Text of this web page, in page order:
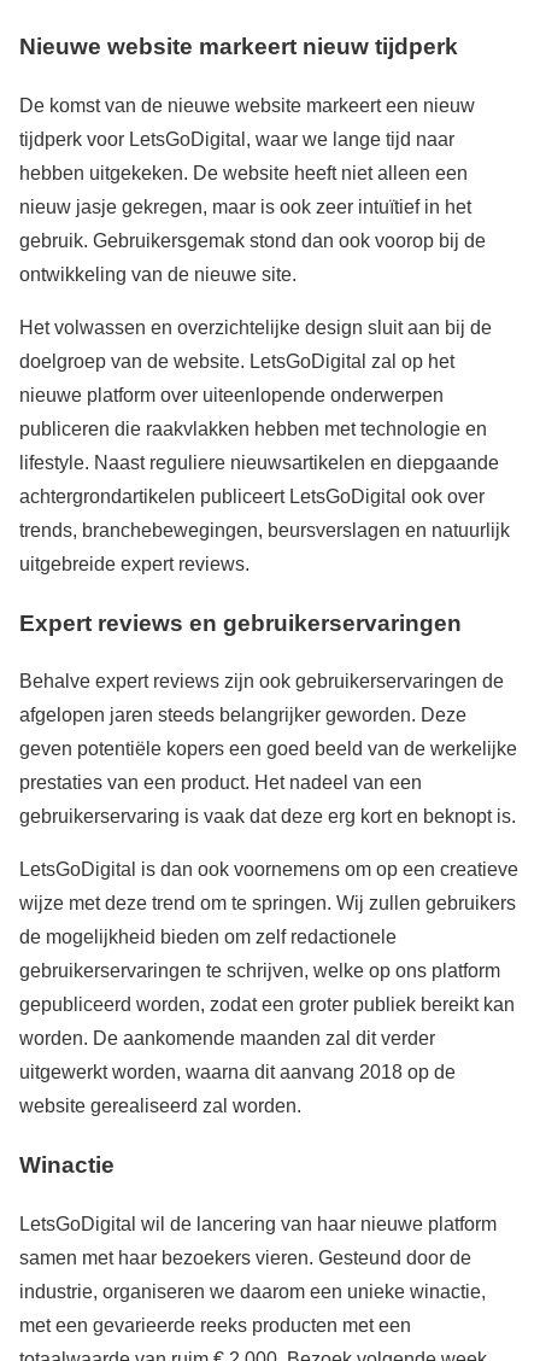
Nieuwe website markeert nieuw tijdperk
De komst van de nieuwe website markeert een nieuw
tijdperk voor LetsGoDigital, waar we lange tijd naar
hebben uitgekeken. De website heeft niet alleen een
nieuw jasje gekregen, maar is ook zeer intuïtief in het
gebruik. Gebruikersgemak stond dan ook voorop bij de
ontwikkeling van de nieuwe site.
Het volwassen en overzichtelijke design sluit aan bij de
doelgroep van de website. LetsGoDigital zal op het
nieuwe platform over uiteenlopende onderwerpen
publiceren die raakvlakken hebben met technologie en
lifestyle. Naast reguliere nieuwsartikelen en diepgaande
achtergrondartikelen publiceert LetsGoDigital ook over
trends, branchebewegingen, beursverslagen en natuurlijk
uitgebreide expert reviews.
Expert reviews en gebruikerservaringen
Behalve expert reviews zijn ook gebruikerservaringen de
afgelopen jaren steeds belangrijker geworden. Deze
geven potentiële kopers een goed beeld van de werkelijke
prestaties van een product. Het nadeel van een
gebruikerservaring is vaak dat deze erg kort en beknopt is.
LetsGoDigital is dan ook voornemens om op een creatieve
wijze met deze trend om te springen. Wij zullen gebruikers
de mogelijkheid bieden om zelf redactionele
gebruikerservaringen te schrijven, welke op ons platform
gepubliceerd worden, zodat een groter publiek bereikt kan
worden. De aankomende maanden zal dit verder
uitgewerkt worden, waarna dit aanvang 2018 op de
website gerealiseerd zal worden.
Winactie
LetsGoDigital wil de lancering van haar nieuwe platform
samen met haar bezoekers vieren. Gesteund door de
industrie, organiseren we daarom een unieke winactie,
met een gevarieerde reeks producten met een